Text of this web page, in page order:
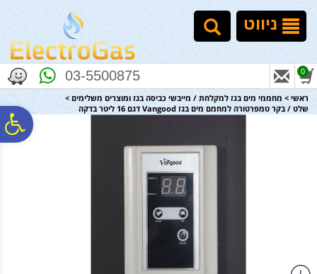
נגישות
אתר
המרכזי
ניווט
03-5500875 0
ראשי > מחממי מים בגז למקלחת / מייבשי כביסה בגז ומוצרים משלימים >
שלט / בקר טמפרטורה למחמם מים בגז Vangood דגם 16 ליטר בדקה